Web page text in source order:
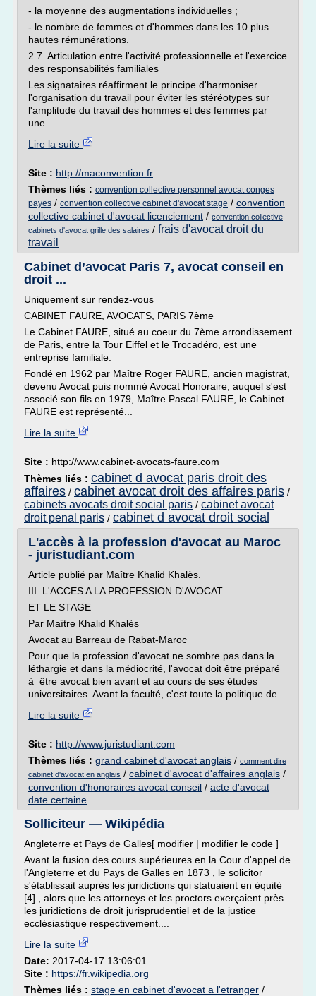
- la moyenne des augmentations individuelles ;
- le nombre de femmes et d'hommes dans les 10 plus
hautes rémunérations.
2.7. Articulation entre l'activité professionnelle et l'exercice
des responsabilités familiales
Les signataires réaffirment le principe d'harmoniser
l'organisation du travail pour éviter les stéréotypes sur
l'amplitude du travail des hommes et des femmes par
une...
Lire la suite
Site : http://maconvention.fr
Thèmes liés : convention collective personnel avocat conges
payes / convention collective cabinet d'avocat stage / convention
collective cabinet d'avocat licenciement / convention collective
cabinets d'avocat grille des salaires / frais d'avocat droit du
travail
Cabinet d’avocat Paris 7, avocat conseil en
droit ...
Uniquement sur rendez-vous
CABINET FAURE, AVOCATS, PARIS 7ème
Le Cabinet FAURE, situé au coeur du 7ème arrondissement
de Paris, entre la Tour Eiffel et le Trocadéro, est une
entreprise familiale.
Fondé en 1962 par Maître Roger FAURE, ancien magistrat,
devenu Avocat puis nommé Avocat Honoraire, auquel s'est
associé son fils en 1979, Maître Pascal FAURE, le Cabinet
FAURE est représenté...
Lire la suite
Site : http://www.cabinet-avocats-faure.com
Thèmes liés : cabinet d avocat paris droit des
affaires / cabinet avocat droit des affaires paris /
cabinets avocats droit social paris / cabinet avocat
droit penal paris / cabinet d avocat droit social
L'accès à la profession d'avocat au Maroc
- juristudiant.com
Article publié par Maître Khalid Khalès.
III. L'ACCES A LA PROFESSION D'AVOCAT
ET LE STAGE
Par Maître Khalid Khalès
Avocat au Barreau de Rabat-Maroc
Pour que la profession d'avocat ne sombre pas dans la
léthargie et dans la médiocrité, l'avocat doit être préparé
à être avocat bien avant et au cours de ses études
universitaires. Avant la faculté, c'est toute la politique de...
Lire la suite
Site : http://www.juristudiant.com
Thèmes liés : grand cabinet d'avocat anglais / comment dire
cabinet d'avocat en anglais / cabinet d'avocat d'affaires anglais /
convention d'honoraires avocat conseil / acte d'avocat
date certaine
Solliciteur — Wikipédia
Angleterre et Pays de Galles[ modifier | modifier le code ]
Avant la fusion des cours supérieures en la Cour d'appel de
l'Angleterre et du Pays de Galles en 1873 , le solicitor
s'établissait auprès les juridictions qui statuaient en équité
[4] , alors que les attorneys et les proctors exerçaient près
les juridictions de droit jurisprudentiel et de la justice
ecclésiastique respectivement....
Lire la suite
Date: 2017-04-17 13:06:01
Site : https://fr.wikipedia.org
Thèmes liés : stage en cabinet d'avocat a l'etranger /